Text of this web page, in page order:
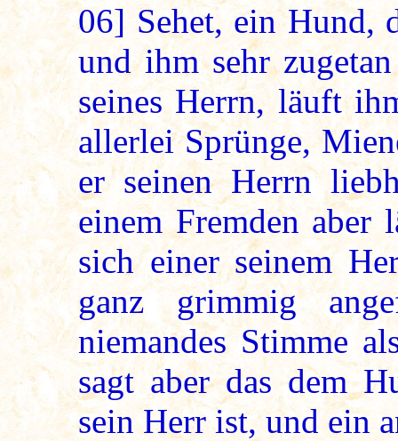
06] Sehet, ein Hund,
und ihm sehr
seines Herrn, läuft
allerlei Sprünge,
er seinen Herrn
einem Fremden
sich einer seinem
ganz grimmig
niemandes Stimme
sagt aber das dem
sein Herr ist, und ein